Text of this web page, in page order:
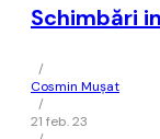
Schimbări
/
Cosmin Mușat
/
21 feb. 23